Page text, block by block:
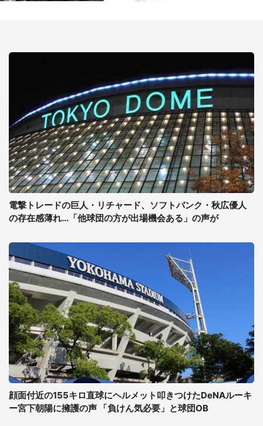
電撃トレードの巨人・リチャード、ソフトバンク・秋広優人
の存在感薄れ...「他球団の方が出場機会ある」の声が
顔面付近の155キロ直球にヘルメット叩きつけたDeNAルーキ
ー宮下朝陽に擁護の声 「負けん気必要」と球団OB